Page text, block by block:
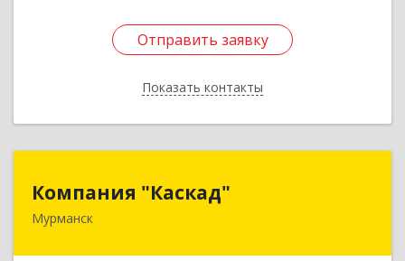
Отправить заявку
Показать контакты
Отправить заявку
Назад
Компания "Каскад"
Мурманск
183038, Мурманская обл, Мурманск г, Бабикова